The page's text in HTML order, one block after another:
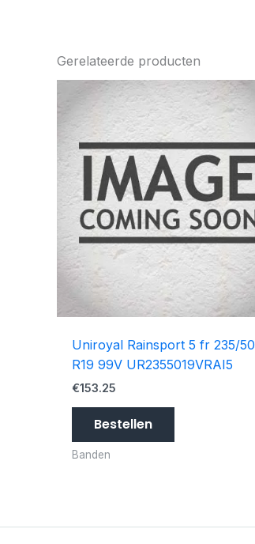
Gerelateerde producten
Uniroyal Rainsport 5 fr 235/50
R19 99V UR2355019VRAI5
€153.25
Bestellen
Banden